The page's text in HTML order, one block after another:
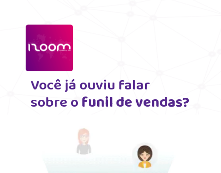
Você já ouviu falar
sobre o funil de vendas?